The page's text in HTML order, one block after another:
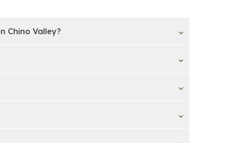
Chino Valley?